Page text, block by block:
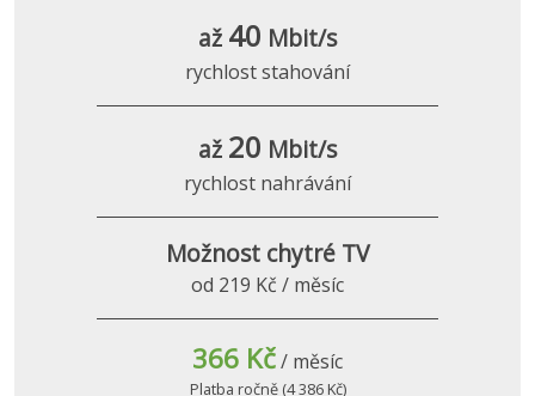
až 40 Mbit/s
rychlost stahování
až 20 Mbit/s
rychlost nahrávání
Možnost chytré TV
od 219 Kč / měsíc
366 Kč/ měsíc
Platba ročně (4 386 Kč)